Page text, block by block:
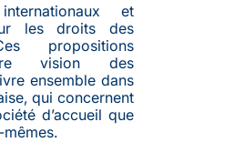
et
les droits des
propositions
vision des
ensemble dans
qui concernent
d’accueil que